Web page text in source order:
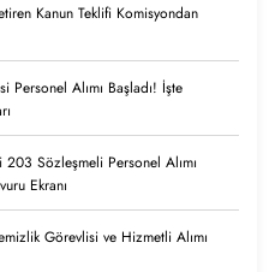
Kanun Teklifi Komisyondan
Personel Alımı Başladı! İşte
Sözleşmeli Personel Alımı
Ekranı
Görevlisi ve Hizmetli Alımı